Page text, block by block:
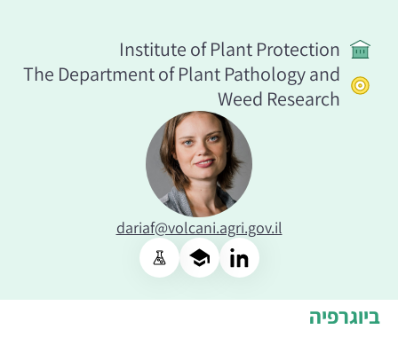
Institute of Plant Protection
The Department of Plant Pathology and
Weed Research
dariaf@volcani.agri.gov.il
ביוגרפיה